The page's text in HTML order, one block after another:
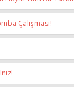
Çalışması!